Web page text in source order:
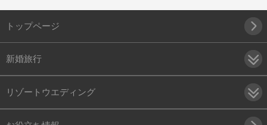
トップページ
新婚旅行
リゾートウエディング